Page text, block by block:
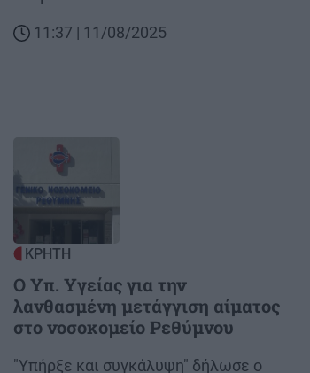
11:37 | 11/08/2025
ΚΡΗΤΗ
Ο Υπ. Υγείας για την
λανθασμένη μετάγγιση αίματος
στο νοσοκομείο Ρεθύμνου
Body
"Υπήρξε και συγκάλυψη" δήλωσε ο